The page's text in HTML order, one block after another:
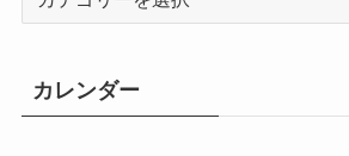
ー
カレンダー